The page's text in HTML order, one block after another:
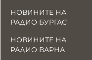
НОВИНИТЕ НА
РАДИО БУРГАС
НОВИНИТЕ НА
РАДИО ВАРНА